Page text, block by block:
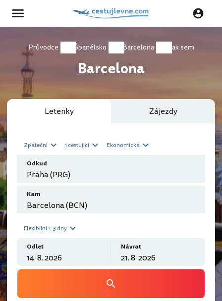
Průvodce Španělsko Barcelona Jak sem
Barcelona
Letenky Zájezdy
Zpáteční 1 cestující Ekonomická
Odkud
Kam
Flexibilní ± 3 dny
Odlet Návrat